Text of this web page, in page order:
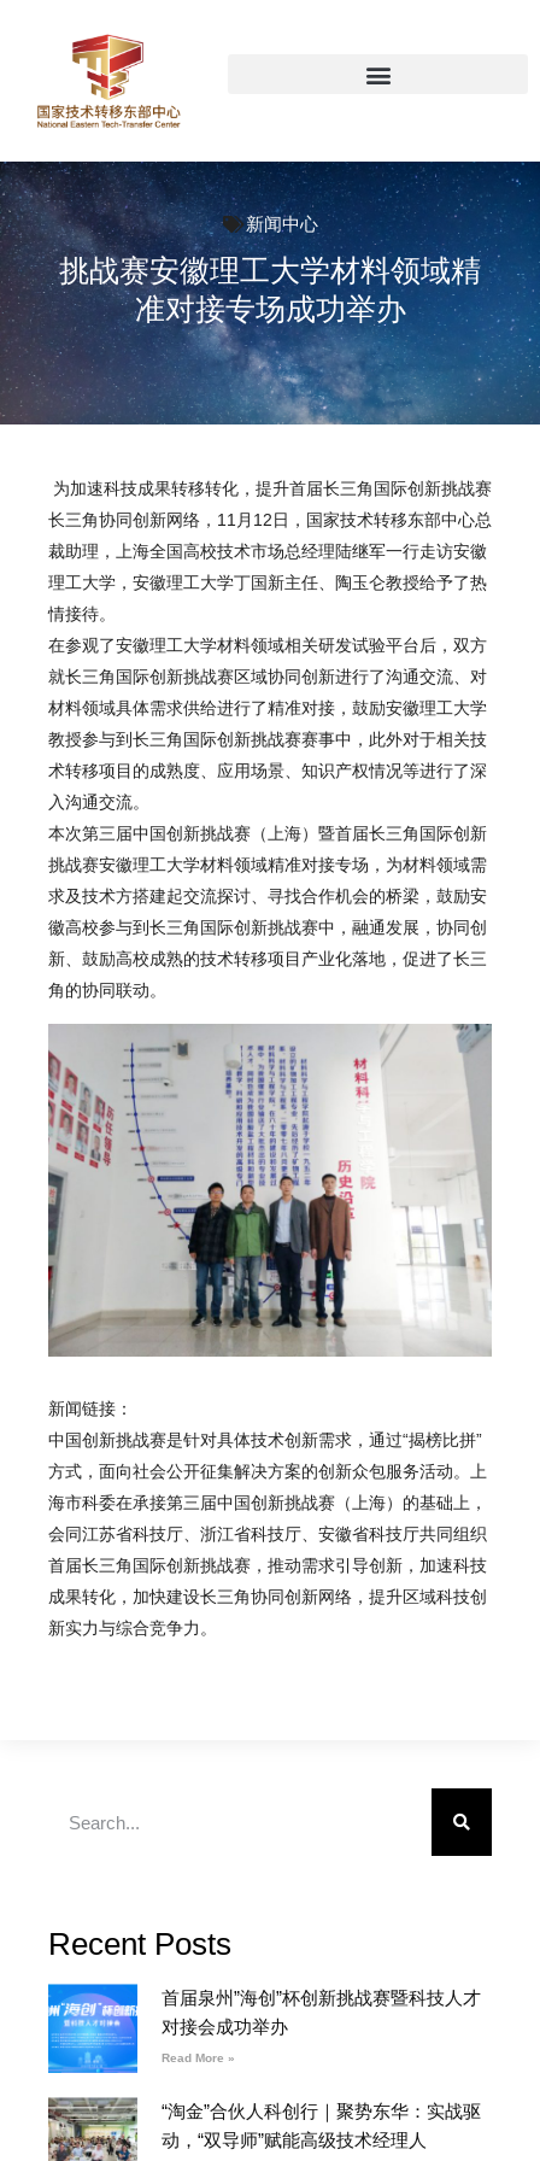
新闻中心
挑战赛安徽理工大学材料领域精
准对接专场成功举办
为加速科技成果转移转化，提升首届长三角国际创新挑战赛
长三角协同创新网络，11月12日，国家技术转移东部中心总
裁助理，上海全国高校技术市场总经理陆继军一行走访安徽
理工大学，安徽理工大学丁国新主任、陶玉仑教授给予了热
情接待。
在参观了安徽理工大学材料领域相关研发试验平台后，双方
就长三角国际创新挑战赛区域协同创新进行了沟通交流、对
材料领域具体需求供给进行了精准对接，鼓励安徽理工大学
教授参与到长三角国际创新挑战赛赛事中，此外对于相关技
术转移项目的成熟度、应用场景、知识产权情况等进行了深
入沟通交流。
本次第三届中国创新挑战赛（上海）暨首届长三角国际创新
挑战赛安徽理工大学材料领域精准对接专场，为材料领域需
求及技术方搭建起交流探讨、寻找合作机会的桥梁，鼓励安
徽高校参与到长三角国际创新挑战赛中，融通发展，协同创
新、鼓励高校成熟的技术转移项目产业化落地，促进了长三
角的协同联动。
新闻链接：
中国创新挑战赛是针对具体技术创新需求，通过“揭榜比拼”
方式，面向社会公开征集解决方案的创新众包服务活动。上
海市科委在承接第三届中国创新挑战赛（上海）的基础上，
会同江苏省科技厅、浙江省科技厅、安徽省科技厅共同组织
首届长三角国际创新挑战赛，推动需求引导创新，加速科技
成果转化，加快建设长三角协同创新网络，提升区域科技创
新实力与综合竞争力。
Recent Posts
首届泉州”海创”杯创新挑战赛暨科技人才
对接会成功举办
Read More »
“淘金”合伙人科创行｜聚势东华：实战驱
动，“双导师”赋能高级技术经理人